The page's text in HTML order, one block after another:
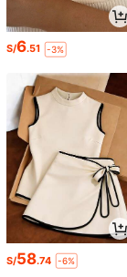
S/6.51 -3%
S/58.74 -6%